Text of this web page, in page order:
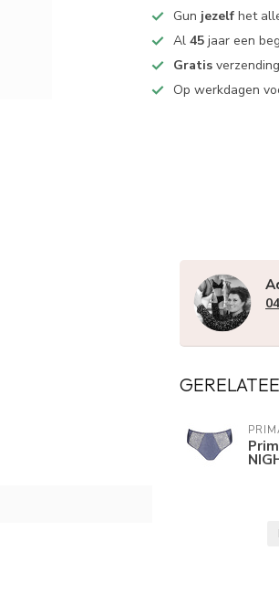
Gun jezelf het
Al45 jaar een
Gratis
Op werkdagen